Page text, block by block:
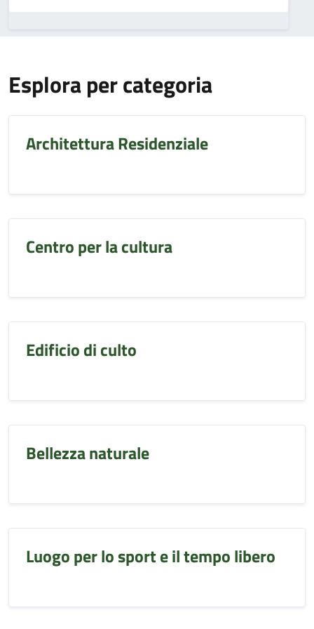
Esplora per categoria
Architettura Residenziale
Centro per la cultura
Edificio di culto
Bellezza naturale
Luogo per lo sport e il tempo libero